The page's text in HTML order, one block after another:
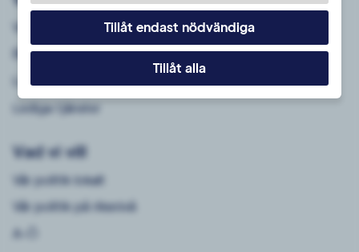
Vilka vi är
Bli medlem
Lokalt
Lediga tjänster
Vad vi vill
Vår politik lokalt
Vår politik på riksnivå
A-Ö
Tillåt endast nödvändiga
Tillåt alla